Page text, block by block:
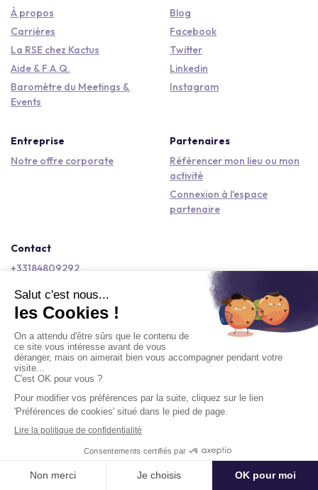
À propos
Carrières
La RSE chez Kactus
Aide & F.A.Q.
Baromètre du Meetings &
Events
Blog
Facebook
Twitter
Linkedin
Instagram
Entreprise
Notre offre corporate
Partenaires
Référencer mon lieu ou mon
activité
Connexion à l'espace
partenaire
Contact
+33184809292
Copyright © 2026 Kactus Tous droits réservés
Conditions générales d'utilisation
Mentions légales
Signaler un contenu